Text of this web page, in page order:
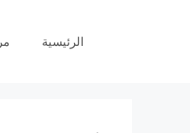
الرئيسية